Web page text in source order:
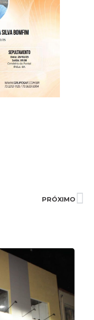
PRÓXIMO